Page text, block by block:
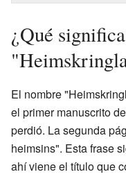
¿Qué
El nombre
el primer manuscrito
perdió. La segunda
heimsins". Esta frase
ahí viene el título que